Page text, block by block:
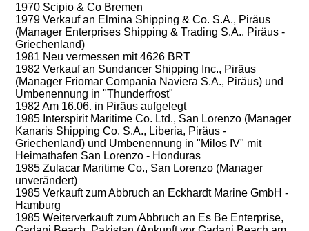
1970 Scipio & Co Bremen
1979 Verkauf an Elmina Shipping & Co. S.A., Piräus
(Manager Enterprises Shipping & Trading S.A.. Piräus -
Griechenland)
1981 Neu vermessen mit 4626 BRT
1982 Verkauf an Sundancer Shipping Inc., Piräus
(Manager Friomar Compania Naviera S.A., Piräus) und
Umbenennung in "Thunderfrost"
1982 Am 16.06. in Piräus aufgelegt
1985 Interspirit Maritime Co. Ltd., San Lorenzo (Manager
Kanaris Shipping Co. S.A., Liberia, Piräus -
Griechenland) und Umbenennung in "Milos IV" mit
Heimathafen San Lorenzo - Honduras
1985 Zulacar Maritime Co., San Lorenzo (Manager
unverändert)
1985 Verkauft zum Abbruch an Eckhardt Marine GmbH -
Hamburg
1985 Weiterverkauft zum Abbruch an Es Be Enterprise,